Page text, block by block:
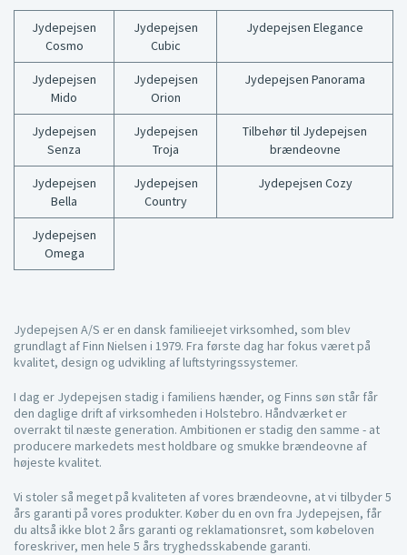
Jydepejsen
Cosmo
Jydepejsen
Cubic
Jydepejsen Elegance
Jydepejsen
Mido
Jydepejsen
Orion
Jydepejsen Panorama
Jydepejsen
Senza
Jydepejsen
Troja
Tilbehør til Jydepejsen
brændeovne
Jydepejsen
Bella
Jydepejsen
Country
Jydepejsen Cozy
Jydepejsen
Omega
Jydepejsen A/S er en dansk familieejet virksomhed, som blev
grundlagt af Finn Nielsen i 1979. Fra første dag har fokus været på
kvalitet, design og udvikling af luftstyringssystemer.
I dag er Jydepejsen stadig i familiens hænder, og Finns søn står får
den daglige drift af virksomheden i Holstebro. Håndværket er
overrakt til næste generation. Ambitionen er stadig den samme - at
producere markedets mest holdbare og smukke brændeovne af
højeste kvalitet.
Vi stoler så meget på kvaliteten af vores brændeovne, at vi tilbyder 5
års garanti på vores produkter. Køber du en ovn fra Jydepejsen, får
du altså ikke blot 2 års garanti og reklamationsret, som købeloven
foreskriver, men hele 5 års tryghedsskabende garanti.